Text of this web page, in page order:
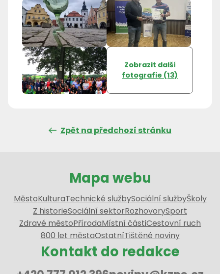
Zobrazit další
fotografie (13)
Zpět na předchozí stránku
Mapa webu
MěstoKulturaTechnické službySociální službyŠkoly
Z historieSociální sektorRozhovorySport
Zdravé městoPřírodaMístní částiCestovní ruch
800 let městaOstatníTištěné noviny
Kontakt do redakce